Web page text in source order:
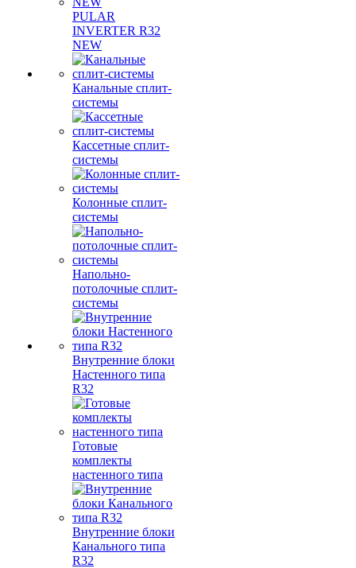
PULAR
INVERTER R32
NEW
Канальные сплит-
системы
Кассетные сплит-
системы
Колонные сплит-
системы
Напольно-
потолочные сплит-
системы
Внутренние блоки
Настенного типа
R32
Готовые
комплекты
настенного типа
Внутренние блоки
Канального типа
R32